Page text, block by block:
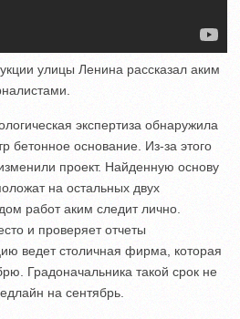
улицы Ленина рассказал аким
экспертиза обнаружила
бетонное основание. Из-за этого
проект. Найденную основу
на остальных двух
работ аким следит лично.
и проверяет отчеты
ведет столичная фирма, которая
Градоначальника такой срок не
на сентябрь.